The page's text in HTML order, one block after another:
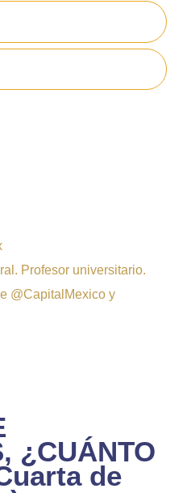
Profesor universitario.
@CapitalMexico y
¿CUÁNTO
de